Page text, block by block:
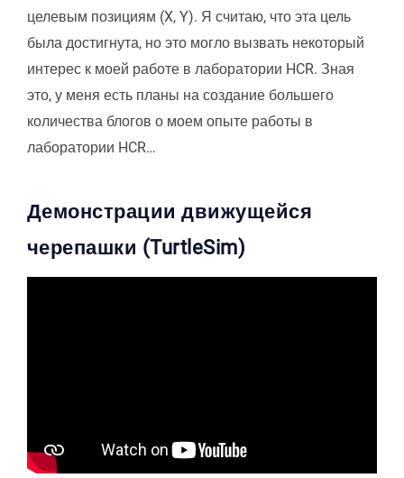
целевым позициям (X, Y). Я считаю, что эта цель
была достигнута, но это могло вызвать некоторый
интерес к моей работе в лаборатории HCR. Зная
это, у меня есть планы на создание большего
количества блогов о моем опыте работы в
лаборатории HCR…
Демонстрации движущейся
черепашки (TurtleSim)